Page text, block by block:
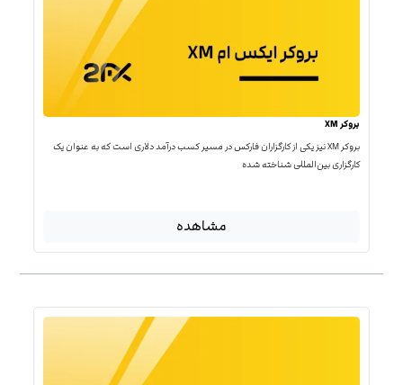
بروکر XM
بروکر XM نیز یکی از کارگزاران فارکس در مسیر کسب درآمد دلاری است که به عنوان یک
کارگزاری بین‌المللی شناخته شده
مشاهده